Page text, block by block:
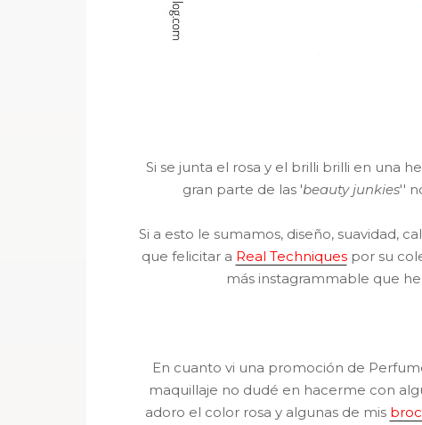
Si se junta el rosa y el brilli brilli en una
gran parte de las 'beauty junkies''
Si a esto le sumamos, diseño, suavidad,
que felicitar a Real Techniquespor su
más instagrammable que
En cuanto vi una promoción de
maquillaje no dudé en hacerme con
adoro el color rosa y algunas de mis